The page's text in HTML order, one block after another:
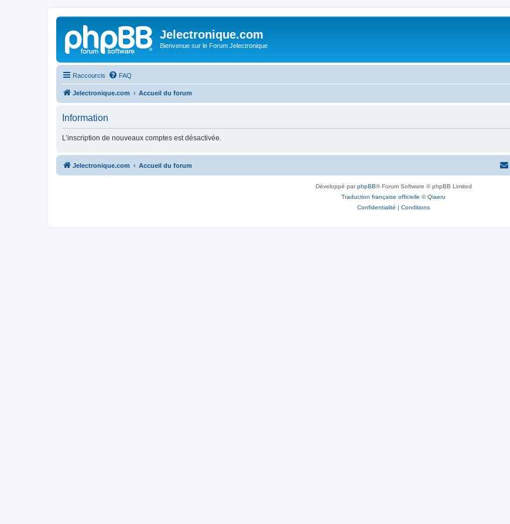
Jelectronique.com
Bienvenue sur le Forum Jelectronique
Raccourcis FAQ
Jelectronique.com Accueil du forum
Information
L’inscription de nouveaux comptes est désactivée.
Jelectronique.com Accueil du forum
Développé parphpBB® Forum Software © phpBB Limited
Traduction française officielle ©Qiaeru
Confidentialité | Conditions